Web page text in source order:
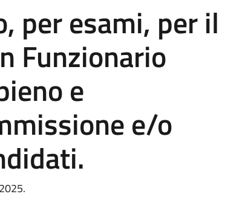
per esami, per il
Funzionario
e
e/o